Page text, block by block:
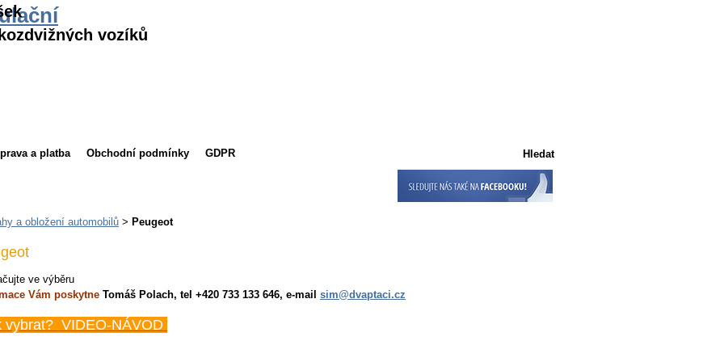
vozíků
a platba Obchodní podmínky GDPR
a obložení automobilů > Peugeot
ve výběru
Vám poskytne Tomáš Polach, tel +420 733 133 646, e-mail sim@dvaptaci.cz
vybrat? VIDEO-NÁVOD